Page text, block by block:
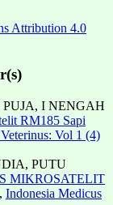
Attribution 4.0
I NENGAH
RM185 Sapi
Vol 1 (4)
PUTU
MIKROSATELIT
, Indonesia Medicus